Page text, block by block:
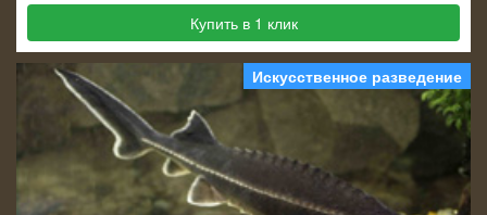
Купить в 1 клик
Искусственное разведение